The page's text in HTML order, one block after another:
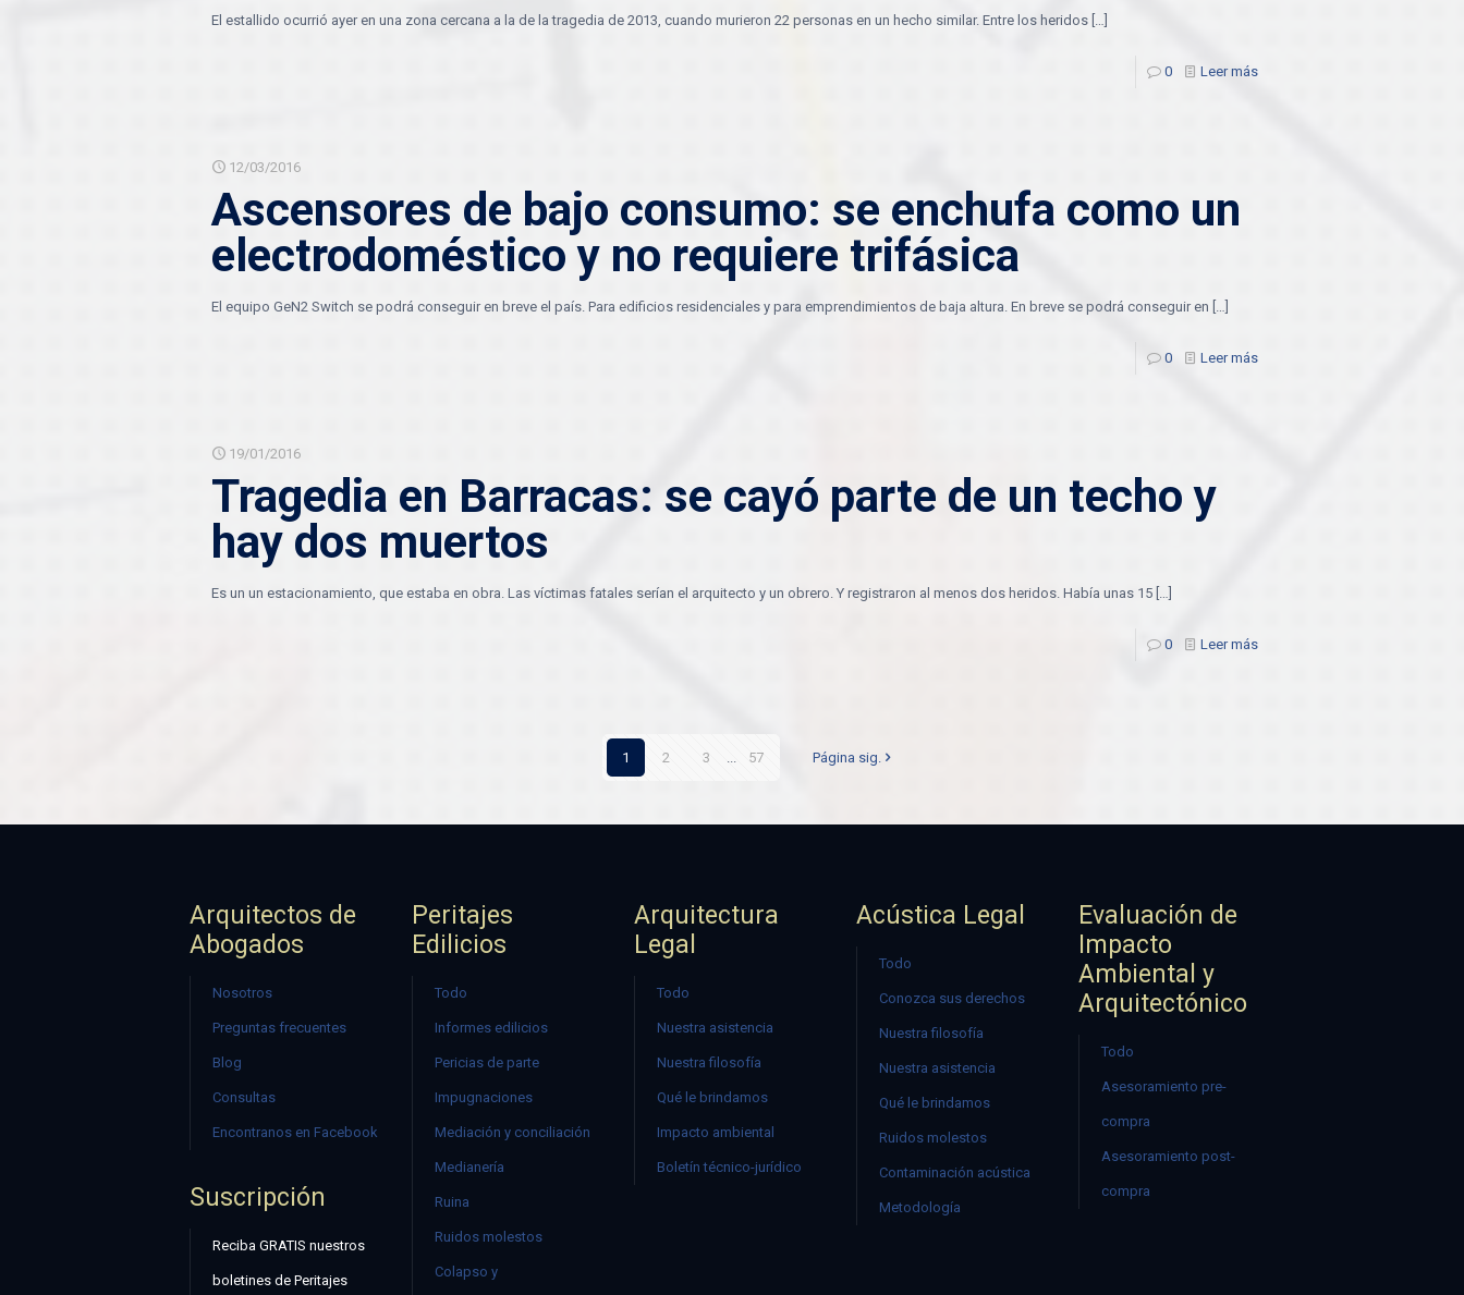
El estallido ocurrió ayer en una zona cercana a la de la tragedia de 2013, cuando murieron 22 personas en un hecho similar. Entre los heridos […]
0 Leer más
12/03/2016
Ascensores de bajo consumo: se enchufa como un
electrodoméstico y no requiere trifásica
El equipo GeN2 Switch se podrá conseguir en breve el país. Para edificios residenciales y para emprendimientos de baja altura. En breve se podrá conseguir en […]
0 Leer más
19/01/2016
Tragedia en Barracas: se cayó parte de un techo y
hay dos muertos
Es un un estacionamiento, que estaba en obra. Las víctimas fatales serían el arquitecto y un obrero. Y registraron al menos dos heridos. Había unas 15 […]
0 Leer más
1 2 3 ... 57 Página sig.
Arquitectos de
Abogados
Nosotros
Preguntas frecuentes
Blog
Consultas
Encontranos en Facebook
Suscripción
Reciba GRATIS nuestros
boletines de Peritajes
Peritajes
Edilicios
Todo
Informes edilicios
Pericias de parte
Impugnaciones
Mediación y conciliación
Medianería
Ruina
Ruidos molestos
Colapso y
Arquitectura
Legal
Todo
Nuestra asistencia
Nuestra filosofía
Qué le brindamos
Impacto ambiental
Boletín técnico-jurídico
Acústica Legal
Todo
Conozca sus derechos
Nuestra filosofía
Nuestra asistencia
Qué le brindamos
Ruidos molestos
Contaminación acústica
Metodología
Evaluación de
Impacto
Ambiental y
Arquitectónico
Todo
Asesoramiento pre-
compra
Asesoramiento post-
compra